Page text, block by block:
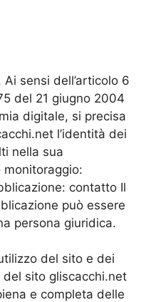
sensi dell’articolo 6
del 21 giugno 2004
digitale, si precisa
l’identità dei
nella sua
monitoraggio:
contatto Il
può essere
persona giuridica.
del sito e dei
del sito gliscacchi.net
e completa delle